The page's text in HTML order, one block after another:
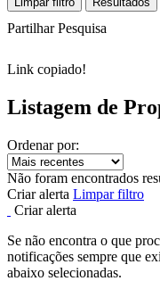
Partilhar Pesquisa
Link copiado!
Listagem de
Ordenar por:
Não foram encontrados
Criar alerta Limpar filtro
Criar alerta
Se não encontra o que
notificações sempre que
abaixo selecionadas.